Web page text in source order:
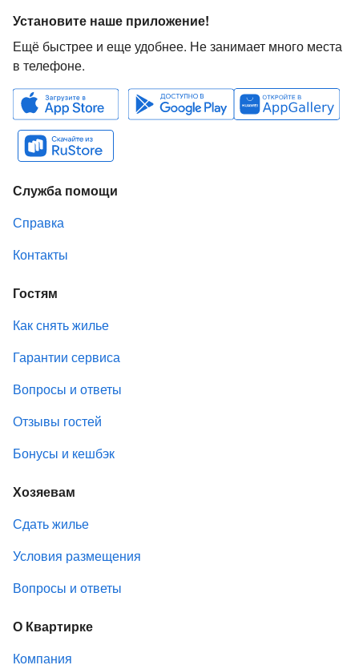
Установите наше приложение!
Ещё быстрее и еще удобнее. Не занимает много места
в телефоне.
Служба помощи
Справка
Контакты
Гостям
Как снять жилье
Гарантии сервиса
Вопросы и ответы
Отзывы гостей
Бонусы и кешбэк
Хозяевам
Сдать жилье
Условия размещения
Вопросы и ответы
О Квартирке
Компания